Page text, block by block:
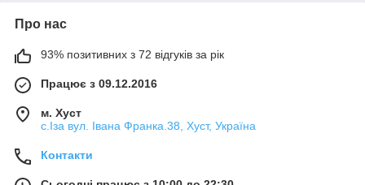
Про нас
93% позитивних з 72 відгуків за рік
Працює з 09.12.2016
м. Хуст
с.Іза вул. Івана Франка.38, Хуст, Україна
Контакти